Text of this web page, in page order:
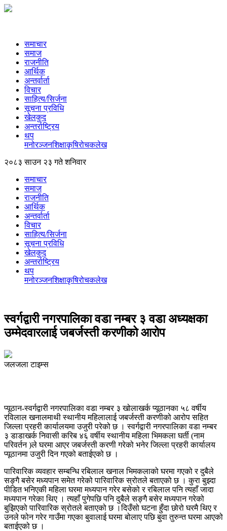
समाचार
समाज
राजनीति
आर्थिक
अन्तर्वार्ता
विचार
साहित्य/सिर्जना
सूचना प्रविधि
खेलकुद
अन्तर्राष्ट्रिय
थप
मनोरञ्‍जनशिक्षाकृषिरोचकलेख
२०८३ साउन २३ गते शनिवार
समाचार
समाज
राजनीति
आर्थिक
अन्तर्वार्ता
विचार
साहित्य/सिर्जना
सूचना प्रविधि
खेलकुद
अन्तर्राष्ट्रिय
थप
मनोरञ्‍जनशिक्षाकृषिरोचकलेख
स्वर्गद्वारी नगरपालिका वडा नम्बर ३ वडा अध्यक्षका
उम्मेदवारलाई जबर्जस्ती करणीको आरोप
जलजला टाइम्स
प्यूठान-स्वर्गद्वारी नगरपालिका वडा नम्बर ३ खोलाखर्क प्यूठानका ५८ वर्षीय
रविलाल खनालमाथी स्थानीय महिलालाई जबर्जस्ती करणीको आरोप सहित
जिल्ला प्रहरी कार्यालयमा उजुरी परेको छ । स्वर्गद्वारी नगरपालिका वडा नम्बर
३ डाडाखर्क निवासी करिब ४६ वर्षीय स्थानीय महिला भिमकला घर्ती (नाम
परिवर्तन )ले घरमा आएर जबर्जस्ती करणी गरेको भनेर जिल्ला प्रहरी कार्यालय
प्यूठानमा उजुरी दिन गएको बताईएको छ ।
पारिवारिक व्यवहार सम्बन्धि रबिलाल खनाल भिमकलाको घरमा गएको र दुबैले
सङ्गै बसेर मध्यपान समेत गरेको पारिवारिक स्रोतले बताएको छ । कुरा बुझ्दा
पीडित भनिएकी महिला घरमा मध्यपान गरेर बसेको र रबिलाल पनि त्यहाँ जादा
मध्यपान गरेका थिए । त्यहाँ पुगेपछि पनि दुबैले सङ्गै बसेर मध्यपान गरेको
बुझिएको पारिवारिक स्रोतले बताएको छ ।दिउँसो घटना हुँदा छोरो घरमै थिए र
उनले फोन गरेर गाउँमा गएका बुवालाई घरमा बोलाए पछि बुवा तुरुन्त घरमा आएको
बताईएको छ ।